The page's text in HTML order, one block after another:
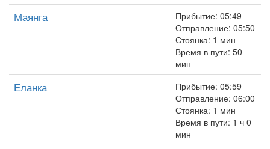
Маянга
Прибытие: 05:49
Отправление: 05:50
Стоянка: 1 мин
Время в пути: 50
мин
Еланка
Прибытие: 05:59
Отправление: 06:00
Стоянка: 1 мин
Время в пути: 1 ч 0
мин